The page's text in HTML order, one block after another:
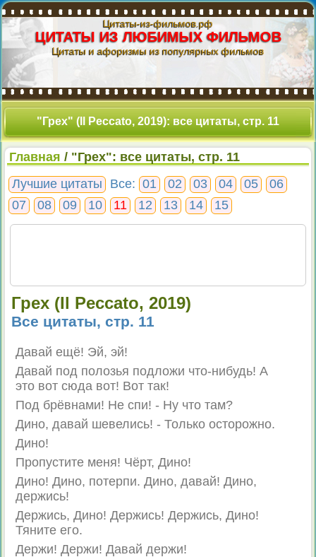
Цитаты-из-фильмов.рф
ЦИТАТЫ ИЗ ЛЮБИМЫХ ФИЛЬМОВ
Цитаты и афоризмы из популярных фильмов
"Грех" (Il Peccato, 2019): все цитаты, стр. 11
Главная / "Грех": все цитаты, стр. 11
Лучшие цитаты
Все: 01 02 03 04 05
06
07
08 09 10 11 12 13 14 15
Грех (Il Peccato, 2019)
Все цитаты, стр. 11
Давай ещё! Эй, эй!
Давай под полозья подложи что-нибудь! А
это вот сюда вот! Вот так!
Под брёвнами! Не спи! - Ну что там?
Дино, давай шевелись! - Только осторожно.
Дино!
Пропустите меня! Чёрт, Дино!
Дино! Дино, потерпи. Дино, давай! Дино,
держись!
Держись, Дино! Держись! Держись, Дино!
Тяните его.
Держи! Держи! Давай держи!